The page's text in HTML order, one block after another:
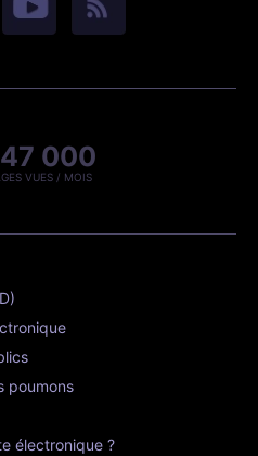
000
VUES / MOIS
poumons
électronique ?